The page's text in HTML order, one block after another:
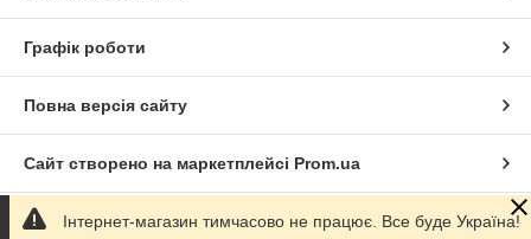
Графік роботи
Повна версія сайту
Сайт створено на маркетплейсі Prom.ua
Політика конфіденційності
Інтернет-магазин тимчасово не працює. Все буде Україна!